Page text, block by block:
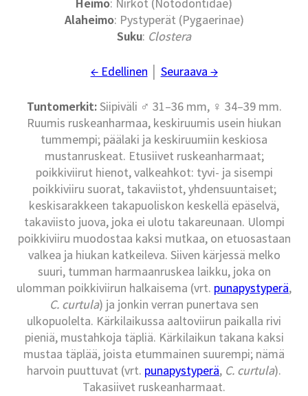
Heimo: Nirkot (Notodontidae)
Alaheimo: Pystyperät (Pygaerinae)
Suku: Clostera
← Edellinen Seuraava →
Tuntomerkit:Siipiväli ♂ 31–36 mm, ♀ 34–39 mm.
Ruumis ruskeanharmaa, keskiruumis usein hiukan
tummempi; päälaki ja keskiruumiin keskiosa
mustanruskeat. Etusiivet ruskeanharmaat;
poikkiviirut hienot, valkeahkot: tyvi- ja sisempi
poikkiviiru suorat, takaviistot, yhdensuuntaiset;
keskisarakkeen takapuoliskon keskellä epäselvä,
takaviisto juova, joka ei ulotu takareunaan. Ulompi
poikkiviiru muodostaa kaksi mutkaa, on etuosastaan
valkea ja hiukan katkeileva. Siiven kärjessä melko
suuri, tumman harmaanruskea laikku, joka on
ulomman poikkiviirun halkaisema (vrt. punapystyperä,
C. curtula) ja jonkin verran punertava sen
ulkopuolelta. Kärkilaikussa aaltoviirun paikalla rivi
pieniä, mustahkoja täpliä. Kärkilaikun takana kaksi
mustaa täplää, joista etummainen suurempi; nämä
harvoin puuttuvat (vrt. punapystyperä, C. curtula).
Takasiivet ruskeanharmaat.